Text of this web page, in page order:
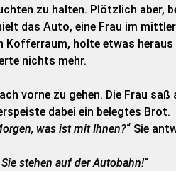
zu halten. Plötzlich aber,
das Auto, eine Frau im
Kofferraum, holte etwas
nichts mehr.
vorne zu gehen. Die Frau
dabei ein belegtes Brot.
was ist mit Ihnen?“ Sie
stehen auf der Autobahn!“